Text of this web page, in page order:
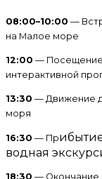
08:00–10:00 —
на Малое море
12:00 — Посещение
интерактивной
13:30 — Движение
моря
16:30 — Пр
водная
18:30 — Окончание